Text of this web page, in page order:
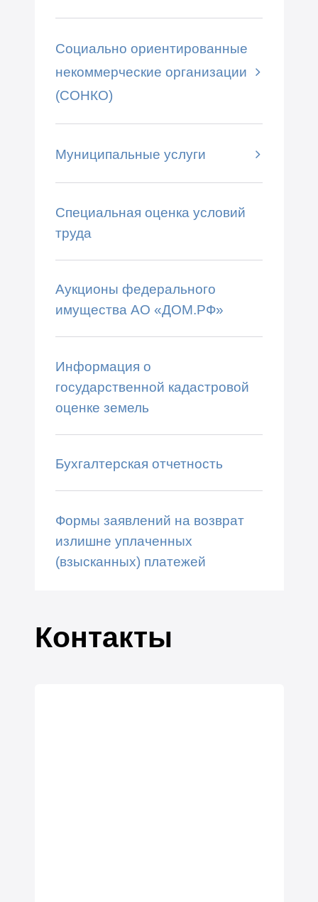
Социально ориентированные
некоммерческие организации
(СОНКО)
Муниципальные услуги
Специальная оценка условий
труда
Аукционы федерального
имущества АО «ДОМ.РФ»
Информация о
государственной кадастровой
оценке земель
Бухгалтерская отчетность
Формы заявлений на возврат
излишне уплаченных
(взысканных) платежей
Контакты